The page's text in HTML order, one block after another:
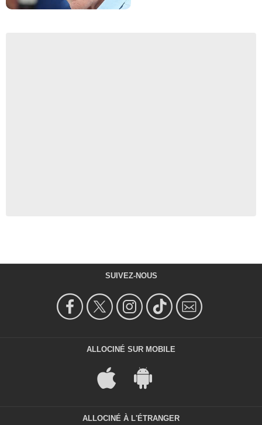
SUIVEZ-NOUS
ALLOCINÉ SUR MOBILE
ALLOCINÉ À L'ÉTRANGER